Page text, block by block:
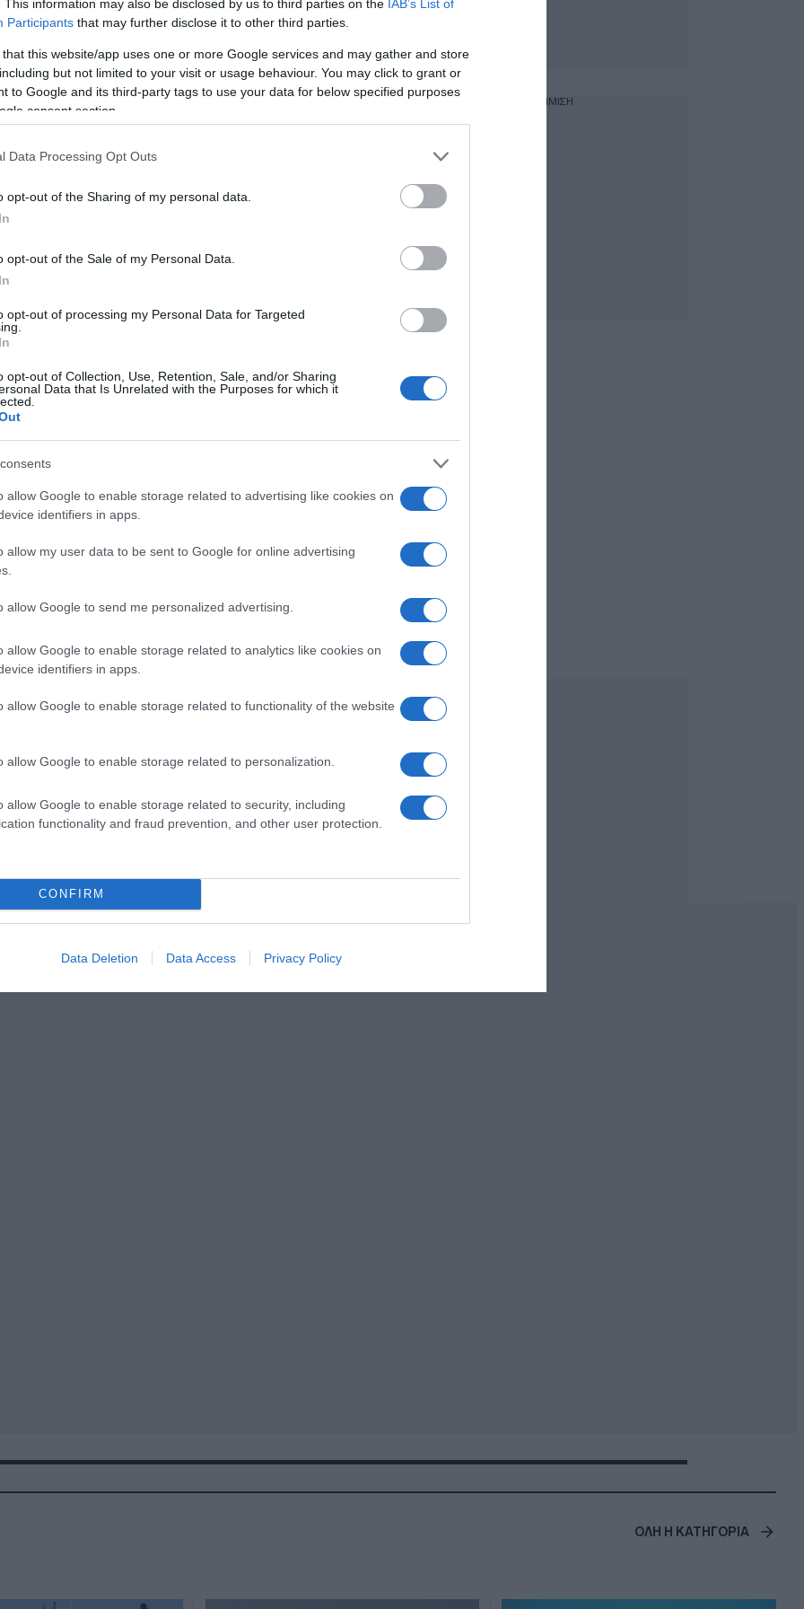
This information may also be disclosed by us to third parties on the IAB’s List of
Participants that may further disclose it to other third parties.
that this website/app uses one or more Google services and may gather and store
but not limited to your visit or usage behaviour. You may click to grant or
to Google and its third-party tags to use your data for below specified purposes
consent section.
Data Processing Opt Outs
opt-out of the Sharing of my personal data.
opt-out of the Sale of my Personal Data.
opt-out of processing my Personal Data for Targeted
opt-out of Collection, Use, Retention, Sale, and/or Sharing
Data that Is Unrelated with the Purposes for which it
allow Google to enable storage related to advertising like cookies on
identifiers in apps.
allow my user data to be sent to Google for online advertising
allow Google to send me personalized advertising.
allow Google to enable storage related to analytics like cookies on
identifiers in apps.
allow Google to enable storage related to functionality of the website
allow Google to enable storage related to personalization.
allow Google to enable storage related to security, including
functionality and fraud prevention, and other user protection.
CONFIRM
Data Deletion Data Access Privacy Policy
και πετυχημένος σύμβουλος
άνοιξε τον δρόμο στην
για την αρχηγία της ΝΔ.
επικοινωνίας της ΠΑΕ ΟΣΦΠ
Μώραλη.
ως προτεινόμενη
στην Google
ΔΙΑΦΗΜΙΣΗ
ΣΧΟΛΙΑ
ΟΛΗ Η ΚΑΤΗΓΟΡΙΑ